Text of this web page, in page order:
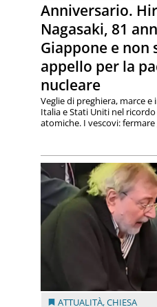
Anniversario.
Nagasaki, 81
Giappone e non
appello per la
nucleare
Veglie di preghiera, marce
Italia e Stati Uniti nel
atomiche. I vescovi: fermare
ATTUALITÀ,CHIESA